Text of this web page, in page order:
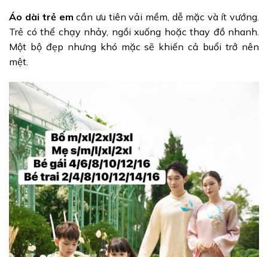
Áo dài trẻ em cần ưu tiên vải mềm, dễ mặc và ít vướng.
Trẻ có thể chạy nhảy, ngồi xuống hoặc thay đồ nhanh.
Một bộ đẹp nhưng khó mặc sẽ khiến cả buổi trở nên
mệt.